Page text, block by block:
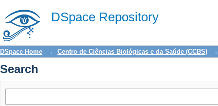
DSpace Repository
Search
DSpace Home → Centro de Ciências Biológicas e da Saúde (CCBS) →
Search